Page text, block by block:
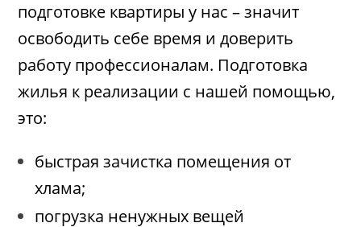
подготовке квартиры у нас – значит
освободить себе время и доверить
работу профессионалам. Подготовка
жилья к реализации с нашей помощью,
это:
быстрая зачистка помещения от
хлама;
погрузка ненужных вещей